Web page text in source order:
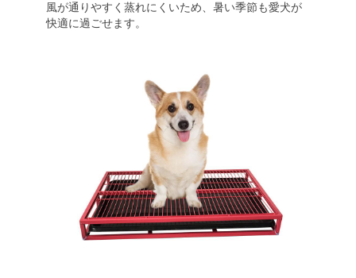
風が通りやすく蒸れにくいため、暑い季節も愛犬が
快適に過ごせます。